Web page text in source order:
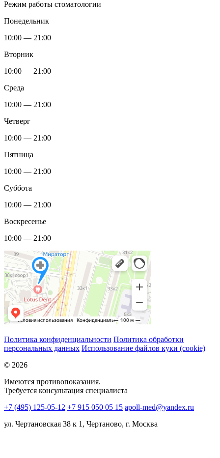
Режим работы стоматологии
Понедельник
10:00 — 21:00
Вторник
10:00 — 21:00
Среда
10:00 — 21:00
Четверг
10:00 — 21:00
Пятница
10:00 — 21:00
Суббота
10:00 — 21:00
Воскресенье
10:00 — 21:00
Политика конфиденциальности Политика обработки
персональных данных Использование файлов куки (cookie)
© 2026
Имеются противопоказания.
Требуется консультация специалиста
+7 (495) 125-05-12 +7 915 050 05 15 apoll-med@yandex.ru
ул. Чертановская 38 к 1, Чертаново, г. Москва